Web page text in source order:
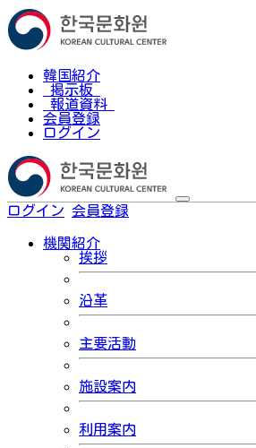
韓国紹介
掲示板
報道資料
会員登録
ログイン
ログイン 会員登録
機関紹介
挨拶
沿革
主要活動
施設案内
利用案内